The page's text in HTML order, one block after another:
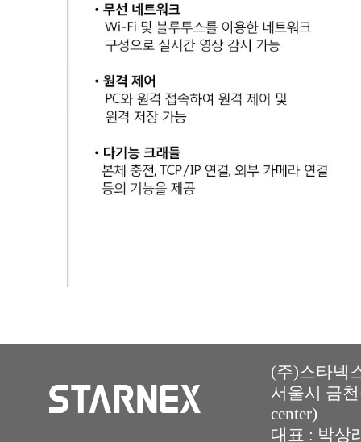
(주)스타넥
서울시 금
center)
대표 : 박상